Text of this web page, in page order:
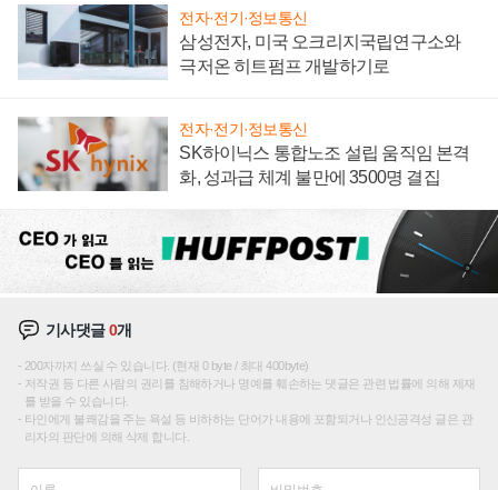
전자·전기·정보통신
삼성전자, 미국 오크리지국립연구소와
극저온 히트펌프 개발하기로
전자·전기·정보통신
SK하이닉스 통합노조 설립 움직임 본격
화, 성과급 체계 불만에 3500명 결집
기사댓글0개
200자까지 쓰실 수 있습니다. (현재 0 byte / 최대 400byte)
저작권 등 다른 사람의 권리를 침해하거나 명예를 훼손하는 댓글은 관련 법률에 의해 제재
를 받을 수 있습니다.
타인에게 불쾌감을 주는 욕설 등 비하하는 단어가 내용에 포함되거나 인신공격성 글은 관
리자의 판단에 의해 삭제 합니다.